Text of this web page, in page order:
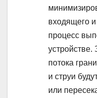
входящего
процесс
устройстве.
потока
и струи
или